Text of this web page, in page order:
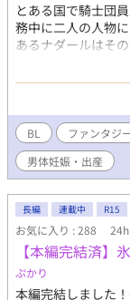
とある国で騎士団
務中に二人の人物
あるナダールはそ
だが、二人はどち
定した… 交錯する
をまたにかけて「
ストはちゃんとハ
でください。 オメ
描写があります。
はpixiv、エブリス
修正版で、同人誌
ので、良かったら
BL ファンタジ
男体妊娠・出産
長編 連載中 R15
お気に入り : 288
【本編完結済】
ぷかり
本編完結しました